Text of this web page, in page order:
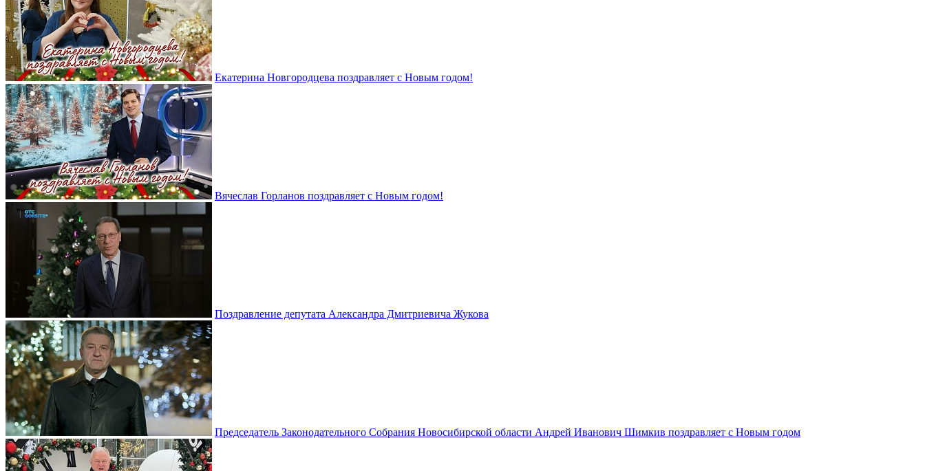
Екатерина Новгородцева поздравляет с Новым годом!
Вячеслав Горланов поздравляет с Новым годом!
Поздравление депутата Александра Дмитриевича Жукова
Председатель Законодательного Собрания Новосибирской области Андрей Иванович Шимкив поздравляет с Новым годом